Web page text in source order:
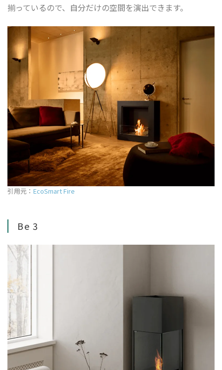
揃っているので、自分だけの空間を演出できます。
引用元： EcoSmart Fire
Be 3